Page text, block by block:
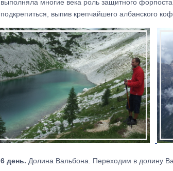
выполняла многие века роль защитного
подкрепиться, выпив крепчайшего албанского
6 день. Долина Вальбона. Переходим в долину